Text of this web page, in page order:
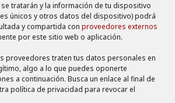
tratarán y la información de tu dispositivo
únicos y otros datos del dispositivo) podrá
y compartida con proveedores externos
por este sitio web o aplicación.
proveedores traten tus datos personales en
algo a lo que puedes oponerte
a continuación. Busca un enlace al final de
política de privacidad para revocar el